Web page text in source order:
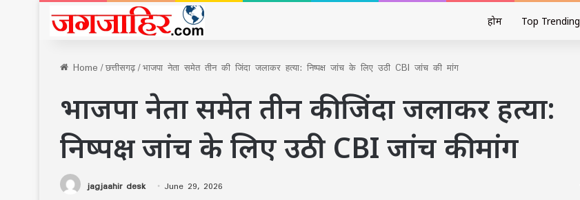
होम Top Trending
Home/छत्तीसगढ़/भाजपा नेता समेत तीन की जिंदा जलाकर हत्या: निष्पक्ष जांच के लिए उठी CBI जांच की मांग
भाजपा नेता समेत तीन की जिंदा जलाकर हत्या:
निष्पक्ष जांच के लिए उठी CBI जांच की मांग
jagjaahir desk June 29, 2026